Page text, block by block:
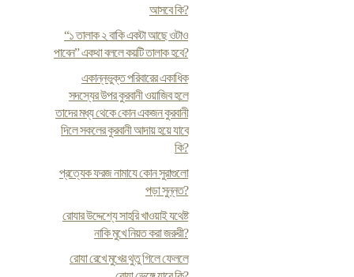
আসবে কি?
“১ তালাক ২ বাকি একটা আছে ওটাও
পাবেন” একথা বললে কয়টি তালাক হবে?
একান্নভুক্ত পরিবারের একাধিক
সদস্যের উপর কুরবানী ওয়াজিব হলে
তাদের মধ্য থেকে কোন একজন কুরবানী
দিলে সকলের কুরবানী আদায় হয়ে যাবে
কি?
প্রত্যেক ফরজ নামাযে কোন সুরাগুলো
পড়া সুন্নত?
রোযার উদ্দেশ্যে সাহরি খাওয়াই যথেষ্ট
নাকি মুখে নিয়ত করা জরুরী?
রোযা রেখে মুখের থুতু গিলে ফেললে